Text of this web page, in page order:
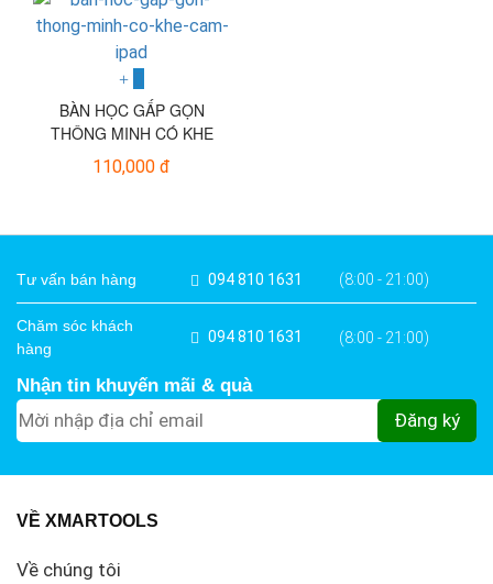
BÀN HỌC GẤP GỌN
THÔNG MINH CÓ KHE
CẮM IPAD CUTE
110,000 đ
Tư vấn bán hàng 094 810 1631 (8:00 - 21:00)
Chăm sóc khách
hàng
094 810 1631 (8:00 - 21:00)
Nhận tin khuyến mãi & quà
VỀ XMARTOOLS
Về chúng tôi